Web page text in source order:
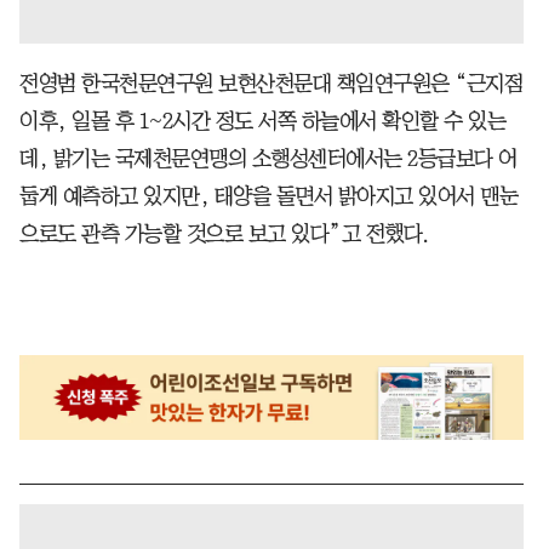
전영범 한국천문연구원 보현산천문대 책임연구원은 “근지점
이후, 일몰 후 1~2시간 정도 서쪽 하늘에서 확인할 수 있는
데, 밝기는 국제천문연맹의 소행성센터에서는 2등급보다 어
둡게 예측하고 있지만, 태양을 돌면서 밝아지고 있어서 맨눈
으로도 관측 가능할 것으로 보고 있다”고 전했다.